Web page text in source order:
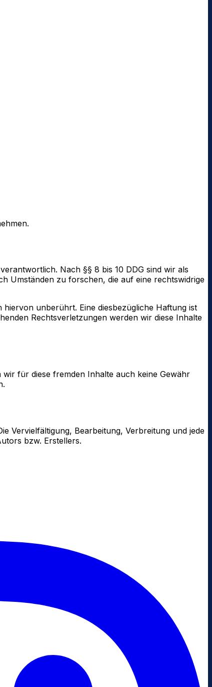
Nach §§ 8 bis 10 DDG sind wir als
Umständen zu forschen, die auf eine rechtswidrige
unberührt. Eine diesbezügliche Haftung ist
Rechtsverletzungen werden wir diese Inhalte
für diese fremden Inhalte auch keine Gewähr
Vervielfältigung, Bearbeitung, Verbreitung und jede
bzw. Erstellers.